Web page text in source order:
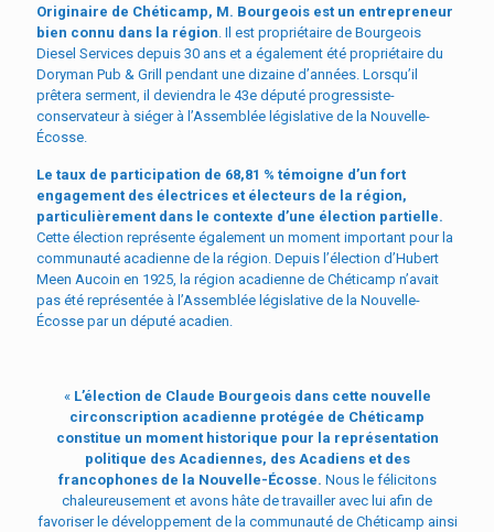
Originaire de Chéticamp, M. Bourgeois est un entrepreneur
bien connu dans la région. Il est propriétaire de Bourgeois
Diesel Services depuis 30 ans et a également été propriétaire du
Doryman Pub & Grill pendant une dizaine d’années. Lorsqu’il
prêtera serment, il deviendra le 43e député progressiste-
conservateur à siéger à l’Assemblée législative de la Nouvelle-
Écosse.
Le taux de participation de 68,81 % témoigne d’un fort
engagement des électrices et électeurs de la région,
particulièrement dans le contexte d’une élection partielle.
Cette élection représente également un moment important pour la
communauté acadienne de la région. Depuis l’élection d’Hubert
Meen Aucoin en 1925, la région acadienne de Chéticamp n’avait
pas été représentée à l’Assemblée législative de la Nouvelle-
Écosse par un député acadien.
« L’élection de Claude Bourgeois dans cette nouvelle
circonscription acadienne protégée de Chéticamp
constitue un moment historique pour la représentation
politique des Acadiennes, des Acadiens et des
francophones de la Nouvelle-Écosse. Nous le félicitons
chaleureusement et avons hâte de travailler avec lui afin de
favoriser le développement de la communauté de Chéticamp ainsi